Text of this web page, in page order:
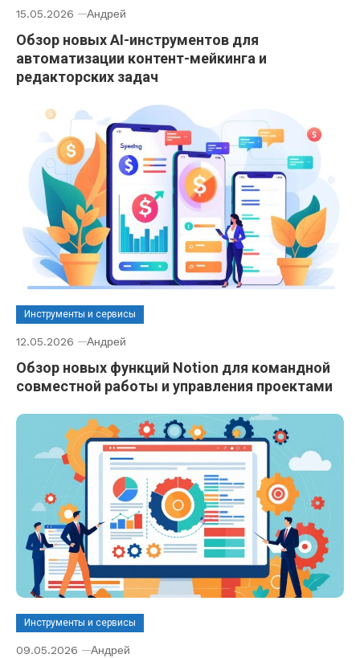
15.05.2026 Андрей
Обзор новых AI-инструментов для
автоматизации контент-мейкинга и
редакторских задач
Инструменты и сервисы
12.05.2026 Андрей
Обзор новых функций Notion для командной
совместной работы и управления проектами
Инструменты и сервисы
09.05.2026 Андрей